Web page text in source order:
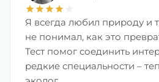
star star star star
Я всегда любил природу и
не понимал, как это
Тест помог соединить
редкие специальности –